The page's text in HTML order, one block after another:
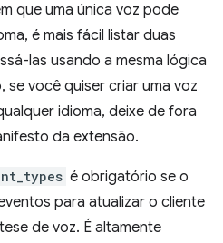
que uma única voz pode
é mais fácil listar duas
las usando a mesma lógica
se você quiser criar uma voz
idioma, deixe de fora
da extensão.
é obrigatório se o
para atualizar o cliente
de voz. É altamente